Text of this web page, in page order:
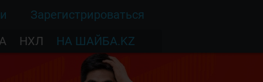
Зарегистрироваться
НХЛ НА ШАЙБА.KZ